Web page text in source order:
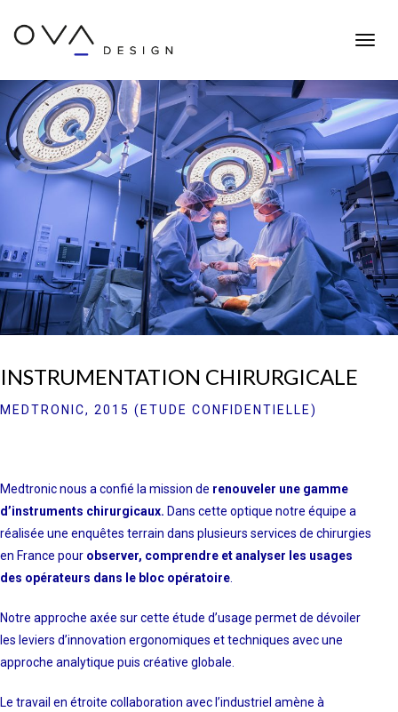
Toggle
INSTRUMENTATION CHIRURGICALE
MEDTRONIC, 2015 (ETUDE CONFIDENTIELLE)
Medtronic nous a confié la mission de renouveler une gamme
d’instruments chirurgicaux. Dans cette optique notre équipe a
réalisée une enquêtes terrain dans plusieurs services de chirurgies
en France pour observer, comprendre et analyser les usages
des opérateurs dans le bloc opératoire
Notre approche axée sur cette étude d’usage permet de dévoiler
les leviers d’innovation ergonomiques et techniques avec une
approche analytique puis créative globale.
Le travail en étroite collaboration avec l’industriel amène à